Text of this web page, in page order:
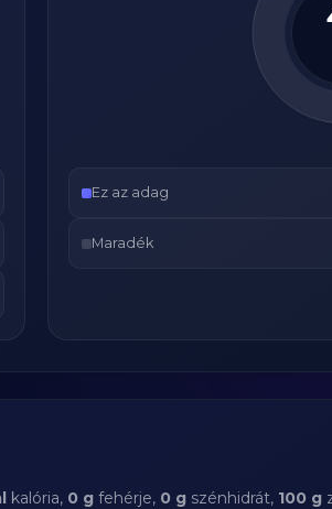
Ez az adag
Maradék
kalória, 0 g fehérje, 0 g szénhidrát, 100 g